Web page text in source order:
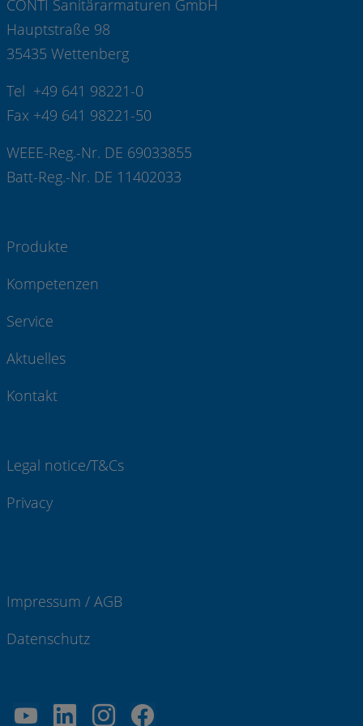
CONTI Sanitärarmaturen GmbH
Hauptstraße 98
35435 Wettenberg
Tel +49 641 98221-0
Fax +49 641 98221-50
WEEE-Reg.-Nr. DE 69033855
Batt-Reg.-Nr. DE 11402033
Produkte
Kompetenzen
Service
Aktuelles
Kontakt
Legal notice/T&Cs
Privacy
Impressum / AGB
Datenschutz